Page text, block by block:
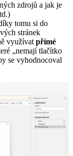
zdrojů a jak je
tomu si do
stránek
využívatpřímé
„nemají tlačítko
se vyhodnocoval